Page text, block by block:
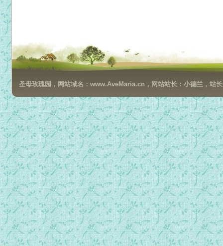
圣母玫瑰园，网站域名：www.AveMaria.cn，网站站长：小德兰，